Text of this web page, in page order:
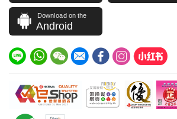
Download on the
Android